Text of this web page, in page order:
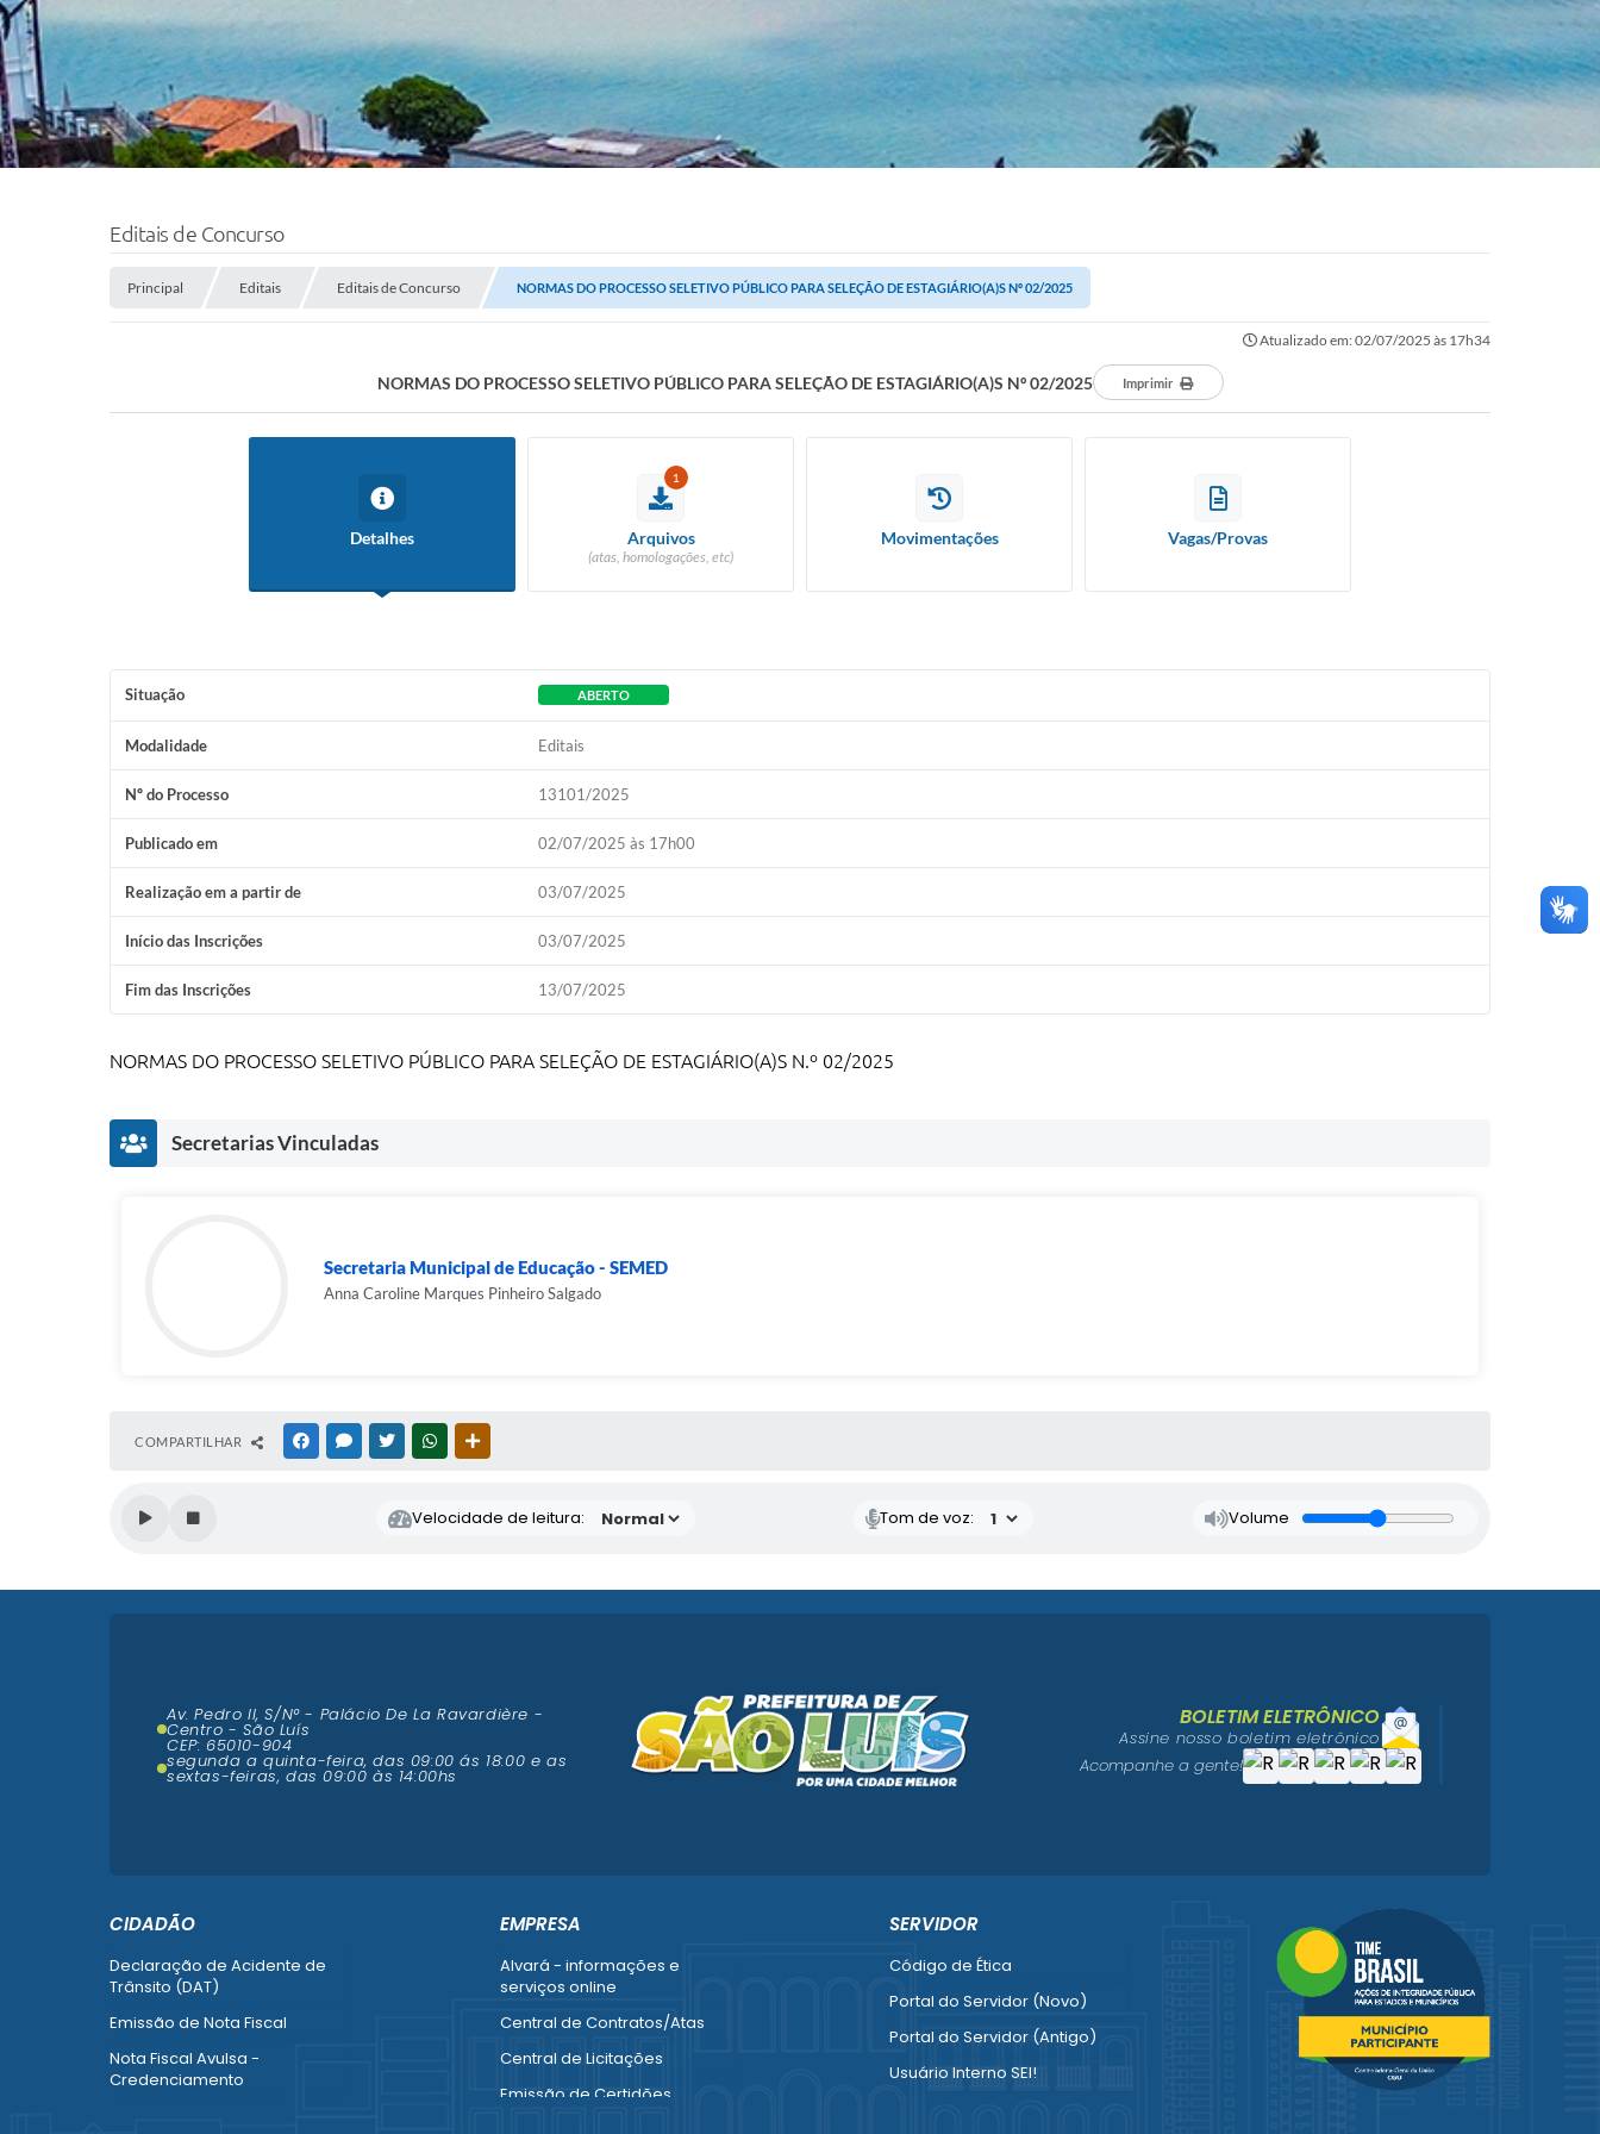
Editais de Concurso
Principal Editais Editais de Concurso NORMAS DO PROCESSO SELETIVO PÚBLICO PARA SELEÇÃO DE ESTAGIÁRIO(A)S Nº 02/2025
Atualizado em: 02/07/2025 às 17h34
NORMAS DO PROCESSO SELETIVO PÚBLICO PARA SELEÇÃO DE ESTAGIÁRIO(A)S Nº 02/2025 Imprimir
Detalhes
1
Arquivos
(atas, homologações, etc)
Movimentações Vagas/Provas
Situação ABERTO
Modalidade Editais
Nº do Processo 13101/2025
Publicado em 02/07/2025 às 17h00
Realização em a partir de 03/07/2025
Início das Inscrições 03/07/2025
Fim das Inscrições 13/07/2025
NORMAS DO PROCESSO SELETIVO PÚBLICO PARA SELEÇÃO DE ESTAGIÁRIO(A)S N.º 02/2025
Secretarias Vinculadas
Secretaria Municipal de Educação - SEMED
Anna Caroline Marques Pinheiro Salgado
COMPARTILHAR FACEBOOKMESSENGER
TWITTERWHATSAPP
Velocidade de leitura: Tom de voz: Volume
CIDADÃO
Declaração de Acidente de
Trânsito (DAT)
Emissão de Nota Fiscal
Nota Fiscal Avulsa -
Credenciamento
EMPRESA
Alvará - informações e
serviços online
Central de Contratos/Atas
Central de Licitações
Emissão de Certidões
SERVIDOR
Código de Ética
Portal do Servidor (Novo)
Portal do Servidor (Antigo)
Usuário Interno SEI!
Av. Pedro II, S/N° - Palácio De La Ravardière -
Centro - São Luís
CEP: 65010-904
segunda a quinta-feira, das 09:00 ás 18:00 e as
sextas-feiras, das 09:00 às 14:00hs
BOLETIM ELETRÔNICO
Assine nosso boletim eletrônico
Acompanhe a gente!